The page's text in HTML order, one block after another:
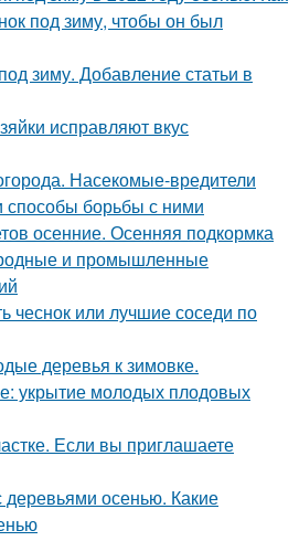
под зиму, чтобы он был
зиму. Добавление статьи в
исправляют вкус
Насекомые-вредители
способы борьбы с ними
осенние. Осенняя подкормка
и промышленные
чеснок или лучшие соседи по
деревья к зимовке.
укрытие молодых плодовых
Если вы приглашаете
деревьями осенью. Какие